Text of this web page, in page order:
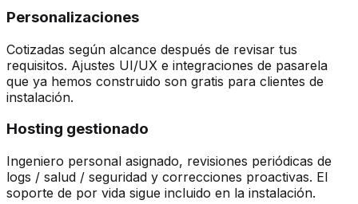
Personalizaciones
Cotizadas según alcance después de revisar tus
requisitos. Ajustes UI/UX e integraciones de pasarela
que ya hemos construido son gratis para clientes de
instalación.
Hosting gestionado
Ingeniero personal asignado, revisiones periódicas de
logs / salud / seguridad y correcciones proactivas. El
soporte de por vida sigue incluido en la instalación.